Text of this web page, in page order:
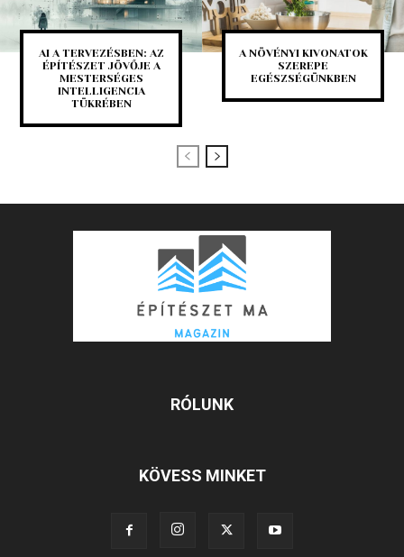
AI A TERVEZÉSBEN: AZ
ÉPÍTÉSZET JÖVŐJE A
MESTERSÉGES
INTELLIGENCIA
TÜKRÉBEN
A NÖVÉNYI KIVONATOK
SZEREPE
EGÉSZSÉGÜNKBEN
RÓLUNK
KÖVESS MINKET